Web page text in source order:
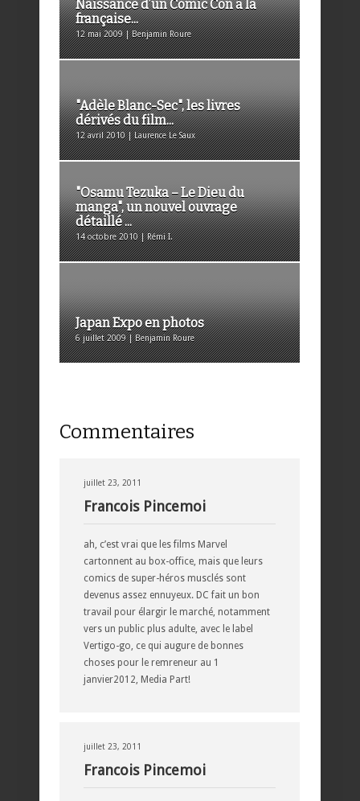
Naissance d’un Comic Con à la
française...
12 mai 2009 | Benjamin Roure
"Adèle Blanc-Sec", les livres
dérivés du film...
12 avril 2010 | Laurence Le Saux
"Osamu Tezuka – Le Dieu du
manga", un nouvel ouvrage
détaillé ...
14 octobre 2010 | Rémi I.
Japan Expo en photos
6 juillet 2009 | Benjamin Roure
Commentaires
juillet 23, 2011
Francois Pincemoi
ah, c’est vrai que les films Marvel
cartonnent au box-office, mais que leurs
comics de super-héros musclés sont
devenus assez ennuyeux. DC fait un bon
travail pour élargir le marché, notamment
vers un public plus adulte, avec le label
Vertigo-go, ce qui augure de bonnes
choses pour le remreneur au 1
janvier2012, Media Part!
juillet 23, 2011
Francois Pincemoi